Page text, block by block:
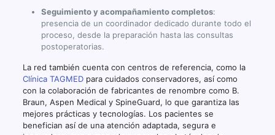
Seguimiento y acompañamiento completos:
presencia de un coordinador dedicado durante todo el
proceso, desde la preparación hasta las consultas
postoperatorias.
La red también cuenta con centros de referencia, como la
Clínica TAGMEDpara cuidados conservadores, así como
con la colaboración de fabricantes de renombre como B.
Braun, Aspen Medical y SpineGuard, lo que garantiza las
mejores prácticas y tecnologías. Los pacientes se
benefician así de una atención adaptada, segura e